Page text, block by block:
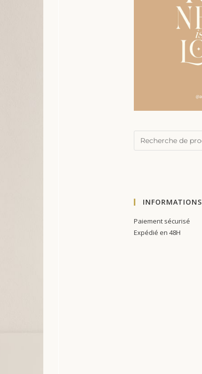
INFORMATIONS
Paiement sécurisé
Expédié en 48H